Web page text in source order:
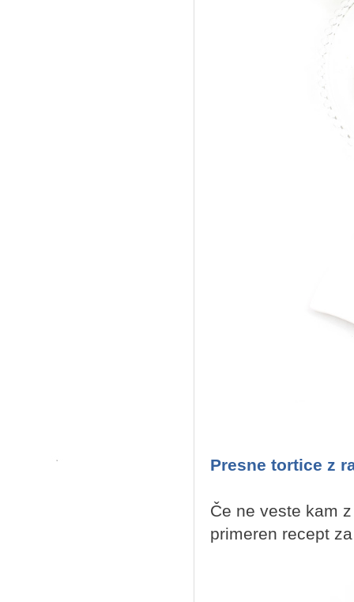
Presne tortice z
Če ne veste kam
primeren recept